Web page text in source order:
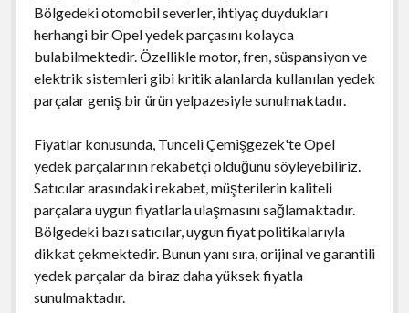
Bölgedeki otomobil severler, ihtiyaç duydukları
herhangi bir Opel yedek parçasını kolayca
bulabilmektedir. Özellikle motor, fren, süspansiyon ve
elektrik sistemleri gibi kritik alanlarda kullanılan yedek
parçalar geniş bir ürün yelpazesiyle sunulmaktadır.
Fiyatlar konusunda, Tunceli Çemişgezek'te Opel
yedek parçalarının rekabetçi olduğunu söyleyebiliriz.
Satıcılar arasındaki rekabet, müşterilerin kaliteli
parçalara uygun fiyatlarla ulaşmasını sağlamaktadır.
Bölgedeki bazı satıcılar, uygun fiyat politikalarıyla
dikkat çekmektedir. Bunun yanı sıra, orijinal ve garantili
yedek parçalar da biraz daha yüksek fiyatla
sunulmaktadır.